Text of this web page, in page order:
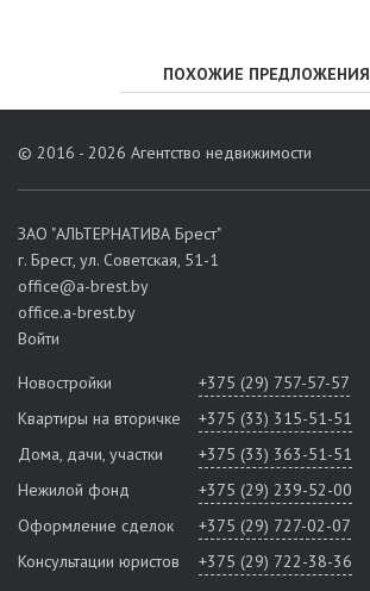
ПОХОЖИЕ ПРЕДЛОЖЕНИЯ
© 2016 - 2026 Агентство недвижимости
ЗАО "АЛЬТЕРНАТИВА Брест"
г. Брест, ул. Советская, 51-1
office@a-brest.by
office.a-brest.by
Войти
Новостройки
+375 (29) 757-57-57
Квартиры на вторичке
+375 (33) 315-51-51
Дома, дачи, участки
+375 (33) 363-51-51
Нежилой фонд
+375 (29) 239-52-00
Оформление сделок
+375 (29) 727-02-07
Консультации юристов
+375 (29) 722-38-36